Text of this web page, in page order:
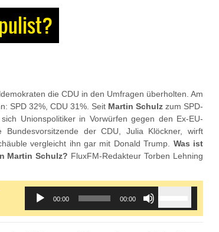
die CDU in den Umfragen überholten. Am
SPD 32%, CDU 31%. Seit Martin Schulz zum SPD-
Unionspolitiker in Vorwürfen gegen den Ex-EU-
Bundesvorsitzende der CDU, Julia Klöckner, wirft
vergleicht ihn gar mit Donald Trump. Was ist
Martin Schulz? FluxFM-Redakteur Torben Lehning
Audio
Player
00:00 00:00
Arrow